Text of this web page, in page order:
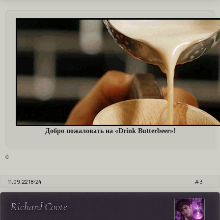
Добро пожаловать на «Drink Butterbeer»!
0
3
11.09.22 18:24
Richard Coote